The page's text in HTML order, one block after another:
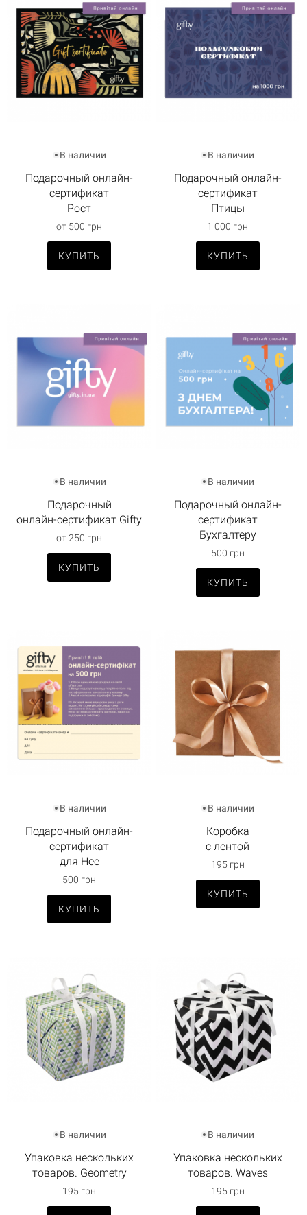
В наличии
Подарочный онлайн-
сертификат
Рост
от 500 грн
КУПИТЬ
В наличии
Подарочный онлайн-
сертификат
Птицы
1 000 грн
КУПИТЬ
В наличии
Подарочный
онлайн-сертификат Gifty
от 250 грн
КУПИТЬ
В наличии
Подарочный онлайн-
сертификат
Бухгалтеру
500 грн
КУПИТЬ
В наличии
Подарочный онлайн-
сертификат
для Нее
500 грн
КУПИТЬ
В наличии
Коробка
с лентой
195 грн
КУПИТЬ
В наличии
Упаковка нескольких
товаров. Geometry
195 грн
В наличии
Упаковка нескольких
товаров. Waves
195 грн